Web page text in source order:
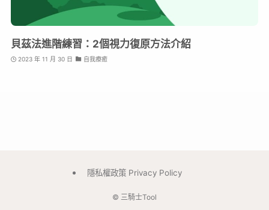
貝茲法進階練習：2個視力復原方法介紹
2023 年 11 月 30 日 自我療癒
隱私權政策 Privacy Policy
© 三騎士Tool